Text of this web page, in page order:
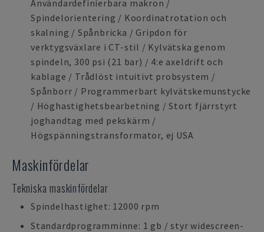
Användardefinierbara makron /
Spindelorientering / Koordinatrotation och
skalning / Spånbricka / Gripdon för
verktygsväxlare i CT-stil / Kylvätska genom
spindeln, 300 psi (21 bar) / 4:e axeldrift och
kablage / Trådlöst intuitivt probsystem /
Spånborr / Programmerbart kylvätskemunstycke
/ Höghastighetsbearbetning / Stort fjärrstyrt
joghandtag med pekskärm /
Högspänningstransformator, ej USA
Maskinfördelar
Tekniska maskinfördelar
Spindelhastighet: 12000 rpm
Standardprogramminne: 1 gb / styr widescreen-